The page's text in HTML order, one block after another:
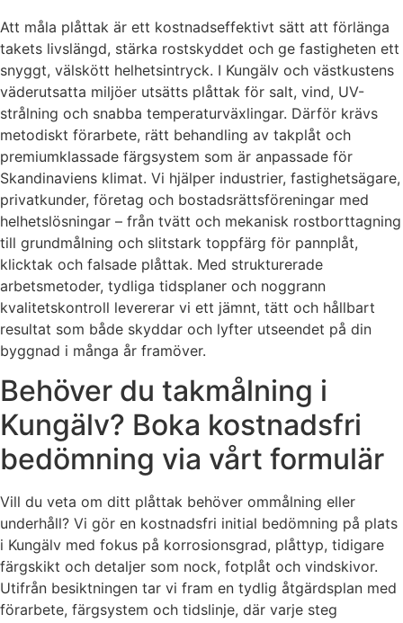
Att måla plåttak är ett kostnadseffektivt sätt att förlänga
takets livslängd, stärka rostskyddet och ge fastigheten ett
snyggt, välskött helhetsintryck. I Kungälv och västkustens
väderutsatta miljöer utsätts plåttak för salt, vind, UV-
strålning och snabba temperaturväxlingar. Därför krävs
metodiskt förarbete, rätt behandling av takplåt och
premiumklassade färgsystem som är anpassade för
Skandinaviens klimat. Vi hjälper industrier, fastighetsägare,
privatkunder, företag och bostadsrättsföreningar med
helhetslösningar – från tvätt och mekanisk rostborttagning
till grundmålning och slitstark toppfärg för pannplåt,
klicktak och falsade plåttak. Med strukturerade
arbetsmetoder, tydliga tidsplaner och noggrann
kvalitetskontroll levererar vi ett jämnt, tätt och hållbart
resultat som både skyddar och lyfter utseendet på din
byggnad i många år framöver.
Behöver du takmålning i
Kungälv? Boka kostnadsfri
bedömning via vårt formulär
Vill du veta om ditt plåttak behöver ommålning eller
underhåll? Vi gör en kostnadsfri initial bedömning på plats
i Kungälv med fokus på korrosionsgrad, plåttyp, tidigare
färgskikt och detaljer som nock, fotplåt och vindskivor.
Utifrån besiktningen tar vi fram en tydlig åtgärdsplan med
förarbete, färgsystem och tidslinje, där varje steg